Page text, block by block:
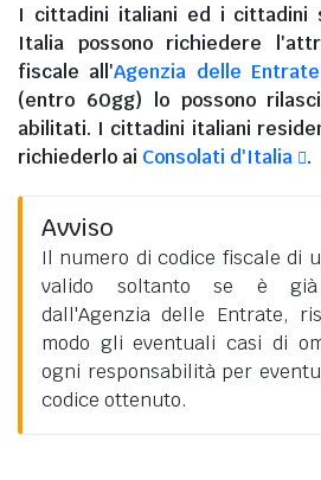
I cittadini italiani ed i cittadini
Italia possono richiedere
fiscale all'Agenzia delle Entrate
(entro 60gg) lo possono
abilitati. I cittadini italiani
richiederlo ai Consolati d'Italia .
Avviso
Il numero di codice fiscale di
valido soltanto se è
dall'Agenzia delle Entrate,
modo gli eventuali casi di
ogni responsabilità per
codice ottenuto.